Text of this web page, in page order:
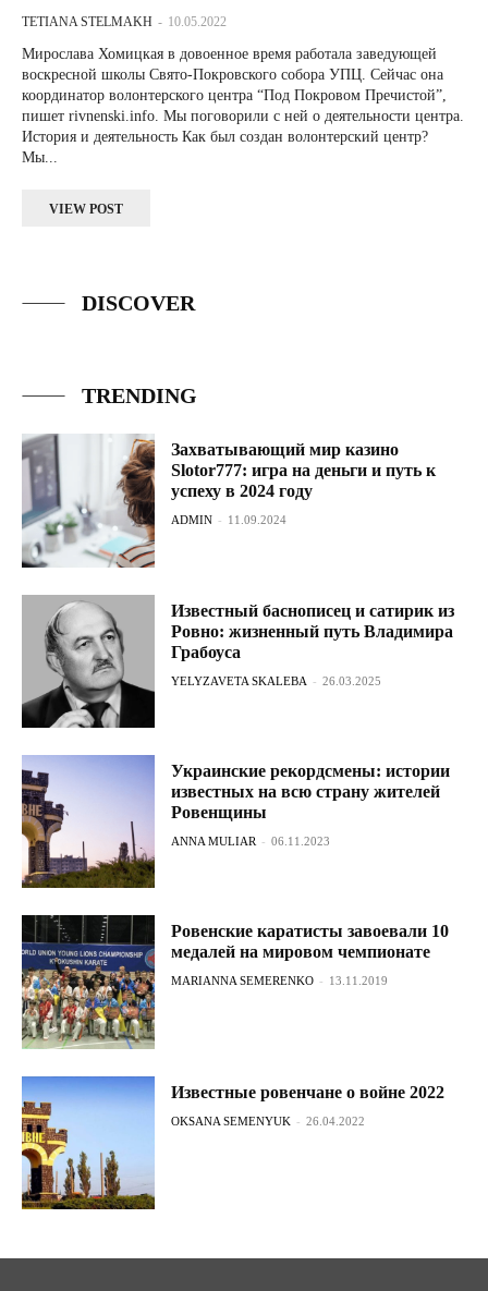
TETIANA STELMAKH - 10.05.2022
Мирослава Хомицкая в довоенное время работала заведующей
воскресной школы Свято-Покровского собора УПЦ. Сейчас она
координатор волонтерского центра “Под Покровом Пречистой”,
пишет rivnenski.info. Мы поговорили с ней о деятельности центра.
История и деятельность Как был создан волонтерский центр?
Мы...
VIEW POST
DISCOVER
TRENDING
Захватывающий мир казино
Slotor777: игра на деньги и путь к
успеху в 2024 году
ADMIN - 11.09.2024
Известный баснописец и сатирик из
Ровно: жизненный путь Владимира
Грабоуса
YELYZAVETA SKALEBA - 26.03.2025
Украинские рекордсмены: истории
известных на всю страну жителей
Ровенщины
ANNA MULIAR - 06.11.2023
Ровенские каратисты завоевали 10
медалей на мировом чемпионате
MARIANNA SEMERENKO - 13.11.2019
Известные ровенчане о войне 2022
OKSANA SEMENYUK - 26.04.2022